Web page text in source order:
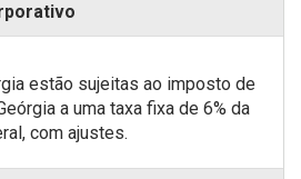
estão sujeitas ao imposto de
a uma taxa fixa de 6% da
com ajustes.